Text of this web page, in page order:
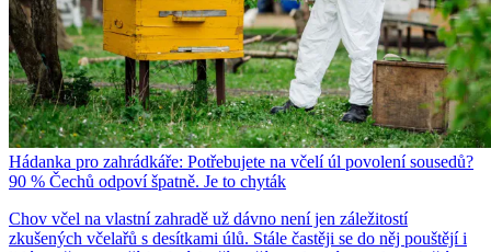
Hádanka pro zahrádkáře: Potřebujete na včelí úl povolení sousedů?
90 % Čechů odpoví špatně. Je to chyták
Chov včel na vlastní zahradě už dávno není jen záležitostí
zkušených včelařů s desítkami úlů. Stále častěji se do něj pouštějí i